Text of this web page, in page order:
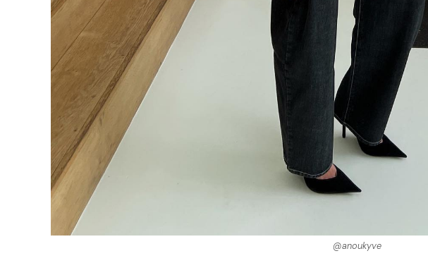
@anoukyve